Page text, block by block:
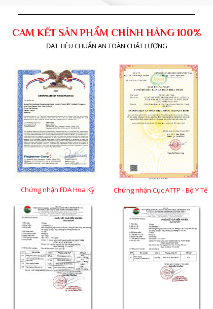
ĐẠT TIÊU CHUẨN AN TOÀN CHẤT LƯỢNG
CAM KẾT SẢN PHẨM CHÍNH HÃNG 100%
Chứng nhận Cục ATTP - Bộ Y Tế
Chứng nhận FDA Hoa Kỳ